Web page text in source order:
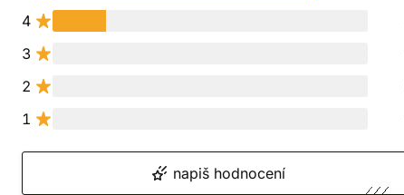
4
3
2
1
napiš hodnocení